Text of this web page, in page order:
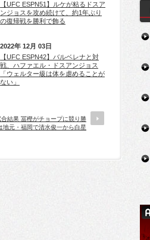
【UFC ESPN51】ルケが粘るドスア
ンジョスを攻め続けて、約1年ぶり
の復帰戦を勝利で飾る
2022年 12月 03日
【UFC ESPN42】バルベレナと対
戦、ハファエル・ドスアンジョス
「ウェルター級は体を虐めることが
ない」
合結果 冨樫がチョープに競り勝
地元・福岡で清水俊一から白星